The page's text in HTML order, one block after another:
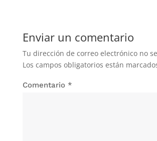
Enviar un comentario
Tu dirección de correo electrónico no
Los campos obligatorios están
Comentario *